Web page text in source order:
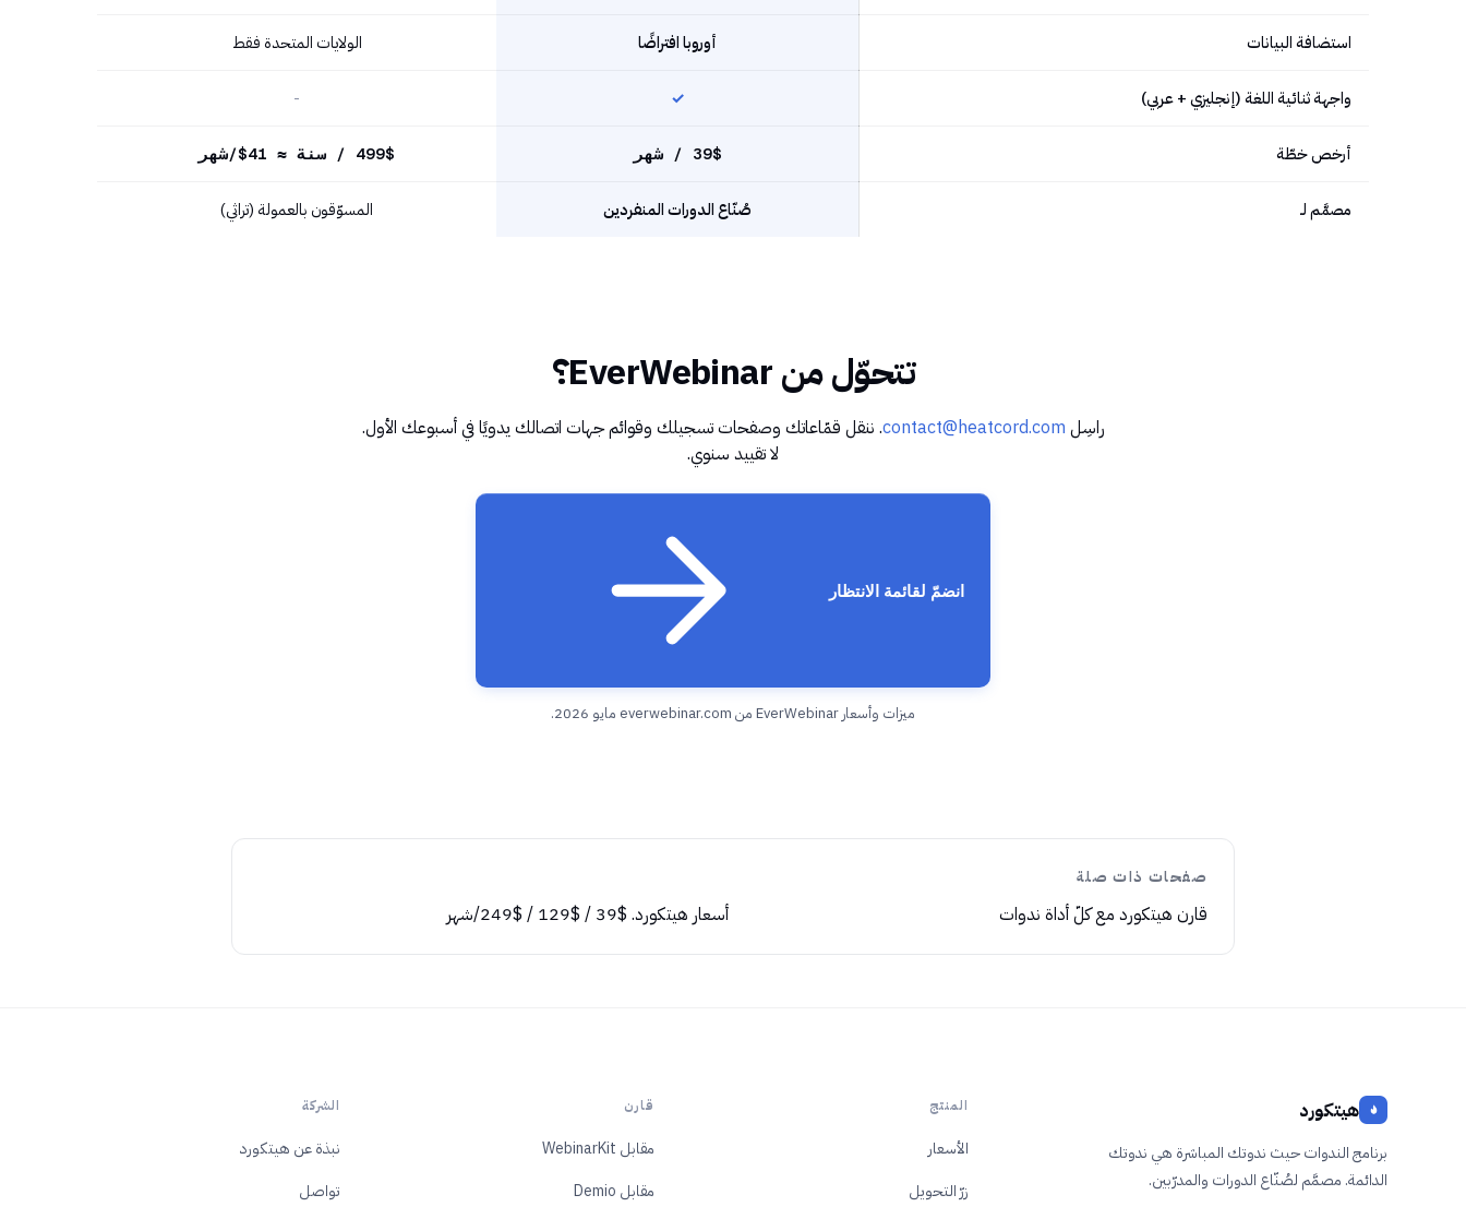
استضافة البيانات أوروبا افتراضًا الولايات المتحدة فقط
واجهة ثنائية اللغة (إنجليزي + عربي) ✓
-
أرخص خطّة 39$ / شهر 499$ / سنة ≈ 41$/شهر
مصمَّم لـ صُنّاع الدورات المنفردين المسوّقون بالعمولة (تراثي)
تتحوّل من EverWebinar؟
راسِل contact@heatcord.com. ننقل قمّاعاتك وصفحات تسجيلك وقوائم جهات اتصالك يدويًا في أسبوعك الأول.
لا تقييد سنوي.
انضمّ لقائمة الانتظار
ميزات وأسعار EverWebinar من everwebinar.com مايو 2026.
صفحات ذات صلة
قارن هيتكورد مع كلّ أداة ندوات أسعار هيتكورد. $39 / $129 / $249/شهر
هيتكورد
برنامج الندوات حيث ندوتك المباشرة ﻫﻲ ندوتك
الدائمة. مصمَّم لصُنّاع الدورات والمدرّبين.
المنتج
الأسعار
زرّ التحويل
قارن
مقابل WebinarKit
مقابل Demio
الشركة
نبذة عن هيتكورد
تواصل